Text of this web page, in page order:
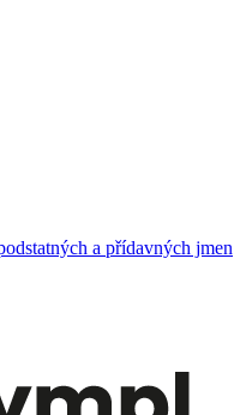
a přídavných jmen